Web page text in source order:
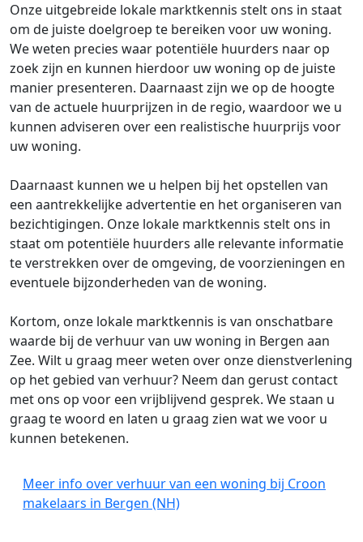
Onze uitgebreide lokale marktkennis stelt ons in staat
om de juiste doelgroep te bereiken voor uw woning.
We weten precies waar potentiële huurders naar op
zoek zijn en kunnen hierdoor uw woning op de juiste
manier presenteren. Daarnaast zijn we op de hoogte
van de actuele huurprijzen in de regio, waardoor we u
kunnen adviseren over een realistische huurprijs voor
uw woning.
Daarnaast kunnen we u helpen bij het opstellen van
een aantrekkelijke advertentie en het organiseren van
bezichtigingen. Onze lokale marktkennis stelt ons in
staat om potentiële huurders alle relevante informatie
te verstrekken over de omgeving, de voorzieningen en
eventuele bijzonderheden van de woning.
Kortom, onze lokale marktkennis is van onschatbare
waarde bij de verhuur van uw woning in Bergen aan
Zee. Wilt u graag meer weten over onze dienstverlening
op het gebied van verhuur? Neem dan gerust contact
met ons op voor een vrijblijvend gesprek. We staan u
graag te woord en laten u graag zien wat we voor u
kunnen betekenen.
Meer info over verhuur van een woning bij Croon
makelaars in Bergen (NH)